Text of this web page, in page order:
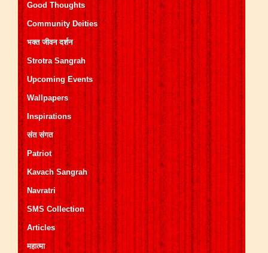
Good Thoughts
Community Deities
भक्त जीवन दर्शन
Strotra Sangrah
Upcoming Events
Wallpapers
Inspirations
संत संगत
Patriot
Kavach Sangrah
Navratri
SMS Collection
Articles
महात्मा